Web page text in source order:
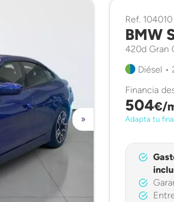
»
Ref. 104010
BMW
420d Gran
Diésel •
Financia
504€/
Adapta tu